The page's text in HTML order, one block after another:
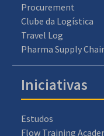
Procurement
Clube da Logística
Travel Log
Pharma Supply
Iniciativas
Estudos
Flow Training